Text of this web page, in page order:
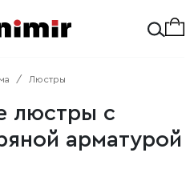
Люстры
люстры с
арматурой